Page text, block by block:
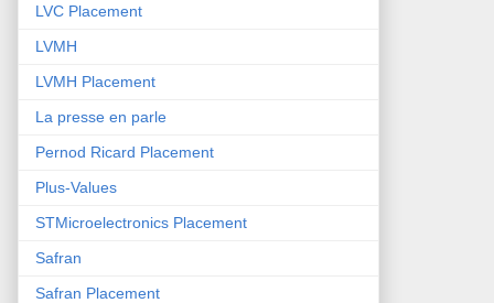
LVC Placement
LVMH
LVMH Placement
La presse en parle
Pernod Ricard Placement
Plus-Values
STMicroelectronics Placement
Safran
Safran Placement